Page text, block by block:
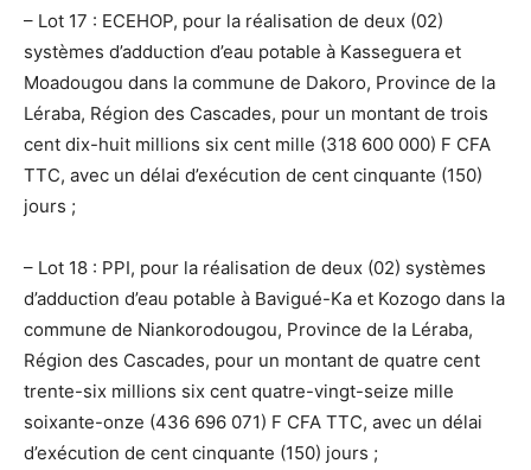
– Lot 17 : ECEHOP, pour la réalisation de deux (02)
systèmes d’adduction d’eau potable à Kasseguera et
Moadougou dans la commune de Dakoro, Province de la
Léraba, Région des Cascades, pour un montant de trois
cent dix-huit millions six cent mille (318 600 000) F CFA
TTC, avec un délai d’exécution de cent cinquante (150)
jours ;
– Lot 18 : PPI, pour la réalisation de deux (02) systèmes
d’adduction d’eau potable à Bavigué-Ka et Kozogo dans la
commune de Niankorodougou, Province de la Léraba,
Région des Cascades, pour un montant de quatre cent
trente-six millions six cent quatre-vingt-seize mille
soixante-onze (436 696 071) F CFA TTC, avec un délai
d’exécution de cent cinquante (150) jours ;